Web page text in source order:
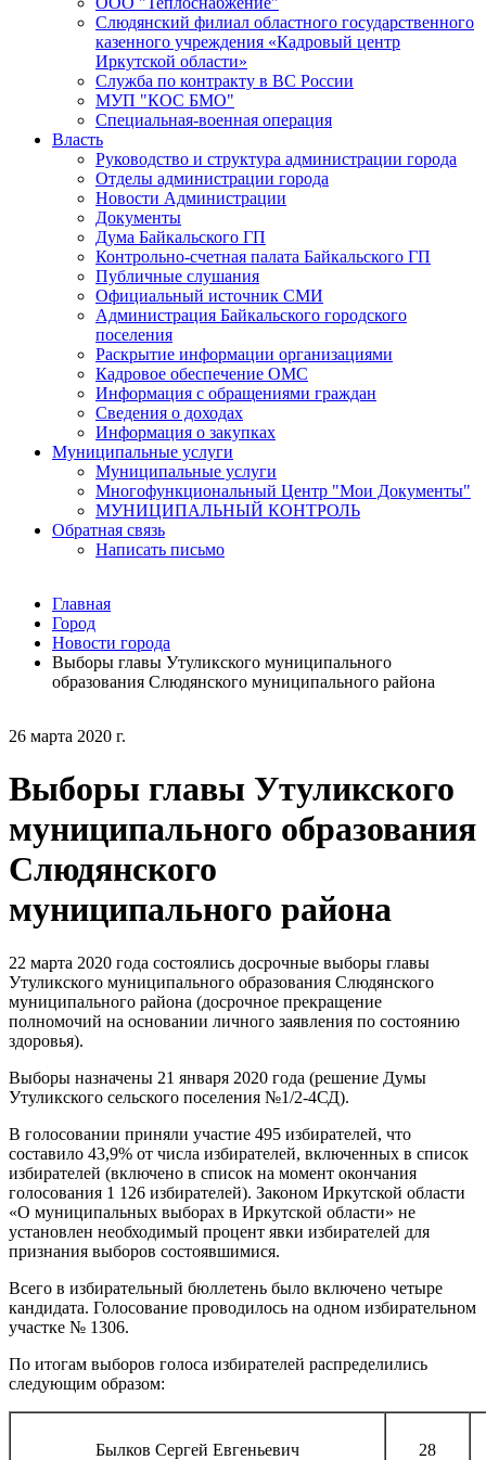
26 марта 2020 г.
Выборы главы Утуликского
муниципального образования
Слюдянского
муниципального района
22 марта 2020 года состоялись досрочные выборы главы
Утуликского муниципального образования Слюдянского
муниципального района (досрочное прекращение
полномочий на основании личного заявления по состоянию
здоровья).
Выборы назначены 21 января 2020 года (решение Думы
Утуликского сельского поселения №1/2-4СД).
В голосовании приняли участие 495 избирателей, что
составило 43,9% от числа избирателей, включенных в список
избирателей (включено в список на момент окончания
голосования 1 126 избирателей). Законом Иркутской области
«О муниципальных выборах в Иркутской области» не
установлен необходимый процент явки избирателей для
признания выборов состоявшимися.
Всего в избирательный бюллетень было включено четыре
кандидата. Голосование проводилось на одном избирательном
участке № 1306.
По итогам выборов голоса избирателей распределились
следующим образом:
Былков Сергей Евгеньевич 28
Слюдянский филиал областного государственного
казенного учреждения «Кадровый центр
Иркутской области»
Служба по контракту в ВС России
МУП "КОС БМО"
Специальная-военная операция
Власть
Руководство и структура администрации города
Отделы администрации города
Новости Администрации
Документы
Дума Байкальского ГП
Контрольно-счетная палата Байкальского ГП
Публичные слушания
Официальный источник СМИ
Администрация Байкальского городского
поселения
Раскрытие информации организациями
Кадровое обеспечение ОМС
Информация с обращениями граждан
Сведения о доходах
Информация о закупках
Муниципальные услуги
Муниципальные услуги
Многофункциональный Центр "Мои Документы"
МУНИЦИПАЛЬНЫЙ КОНТРОЛЬ
Обратная связь
Написать письмо
Главная
Город
Новости города
Выборы главы Утуликского муниципального
образования Слюдянского муниципального района